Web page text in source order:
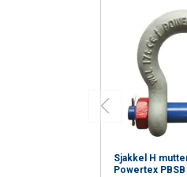
Sjakkel H
Powertex PBSB